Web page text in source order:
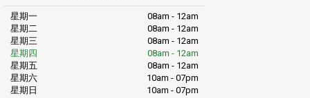
星期一
08am - 12am
星期二
08am - 12am
星期三
08am - 12am
星期四
08am - 12am
星期五
08am - 12am
星期六
10am - 07pm
星期日
10am - 07pm